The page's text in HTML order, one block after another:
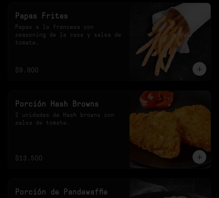
Papas Fritas
Papas a la francesa con
seasoning de la casa y salsa de
tomate.
$9.900
Porción Hash Browns
2 unidades de Hash browns con
salsa de tomate.
$13.500
Porción de Pandewaffle